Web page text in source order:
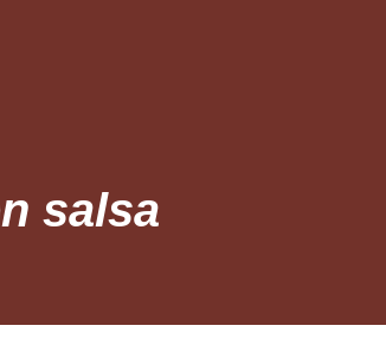
salsa